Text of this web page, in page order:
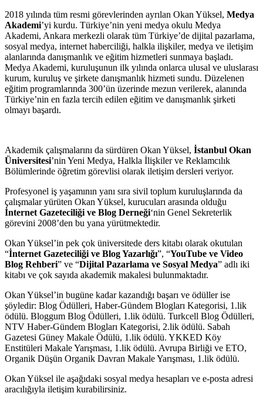
2018 yılında tüm resmi görevlerinden ayrılan Okan Yüksel, Medya
Akademi’yi kurdu. Türkiye’nin yeni medya okulu Medya
Akademi, Ankara merkezli olarak tüm Türkiye’de dijital pazarlama,
sosyal medya, internet haberciliği, halkla ilişkiler, medya ve iletişim
alanlarında danışmanlık ve eğitim hizmetleri sunmaya başladı.
Medya Akademi, kuruluşunun ilk yılında onlarca ulusal ve uluslarası
kurum, kuruluş ve şirkete danışmanlık hizmeti sundu. Düzelenen
eğitim programlarında 300’ün üzerinde mezun verilerek, alanında
Türkiye’nin en fazla tercih edilen eğitim ve danışmanlık şirketi
olmayı başardı.
Akademik çalışmalarını da sürdüren Okan Yüksel, İstanbul Okan
Üniversitesi’nin Yeni Medya, Halkla İlişkiler ve Reklamcılık
Bölümlerinde öğretim görevlisi olarak iletişim dersleri veriyor.
Profesyonel iş yaşamının yanı sıra sivil toplum kuruluşlarında da
çalışmalar yürüten Okan Yüksel, kurucuları arasında olduğu
İnternet Gazeteciliği ve Blog Derneği‘nin Genel Sekreterlik
görevini 2008’den bu yana yürütmektedir.
Okan Yüksel’in pek çok üniversitede ders kitabı olarak okutulan
“İnternet Gazeteciliği ve Blog Yazarlığı”, “YouTube ve Video
Blog Rehberi” ve “Dijital Pazarlama ve Sosyal Medya” adlı iki
kitabı ve çok sayıda akademik makalesi bulunmaktadır.
Okan Yüksel’in bugüne kadar kazandığı başarı ve ödüller ise
şöyledir: Blog Ödülleri, Haber-Gündem Blogları Kategorisi, 1.lik
ödülü. Bloggum Blog Ödülleri, 1.lik ödülü. Turkcell Blog Ödülleri,
NTV Haber-Gündem Blogları Kategorisi, 2.lik ödülü. Sabah
Gazetesi Güney Makale Ödülü, 1.lik ödülü. YKKED Köy
Enstitüleri Makale Yarışması, 1.lik ödülü. Avrupa Birliği ve ETO,
Organik Düşün Organik Davran Makale Yarışması, 1.lik ödülü.
Okan Yüksel ile aşağıdaki sosyal medya hesapları ve e-posta adresi
aracılığıyla iletişim kurabilirsiniz.